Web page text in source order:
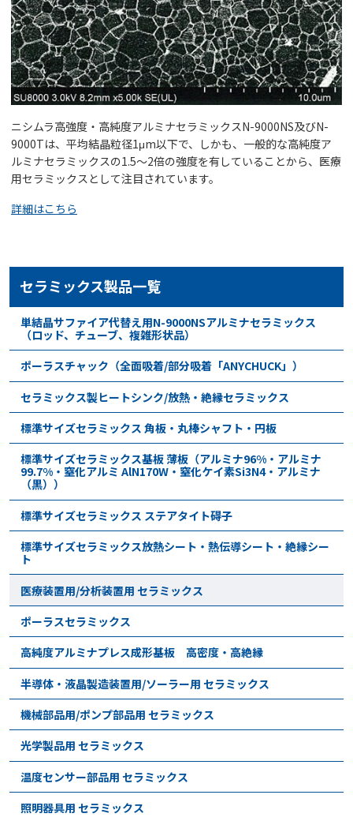
ニシムラ高強度・高純度アルミナセラミックスN-9000NS及びN-
9000Tは、平均結晶粒径1μm以下で、しかも、一般的な高純度ア
ルミナセラミックスの1.5～2倍の強度を有していることから、医療
用セラミックスとして注目されています。
詳細はこちら
セラミックス製品一覧
単結晶サファイア代替え用N-9000NSアルミナセラミックス
（ロッド、チューブ、複雑形状品）
ポーラスチャック（全面吸着/部分吸着「ANYCHUCK」）
セラミックス製ヒートシンク/放熱・絶縁セラミックス
標準サイズセラミックス 角板・丸棒シャフト・円板
標準サイズセラミックス基板 薄板（アルミナ96%・アルミナ
99.7%・窒化アルミ AlN170W・窒化ケイ素Si3N4・アルミナ
（黒））
標準サイズセラミックス ステアタイト碍子
標準サイズセラミックス放熱シート・熱伝導シート・絶縁シー
ト
医療装置用/分析装置用 セラミックス
ポーラスセラミックス
高純度アルミナプレス成形基板 高密度・高絶縁
半導体・液晶製造装置用/ソーラー用 セラミックス
機械部品用/ポンプ部品用 セラミックス
光学製品用 セラミックス
温度センサー部品用 セラミックス
照明器具用 セラミックス